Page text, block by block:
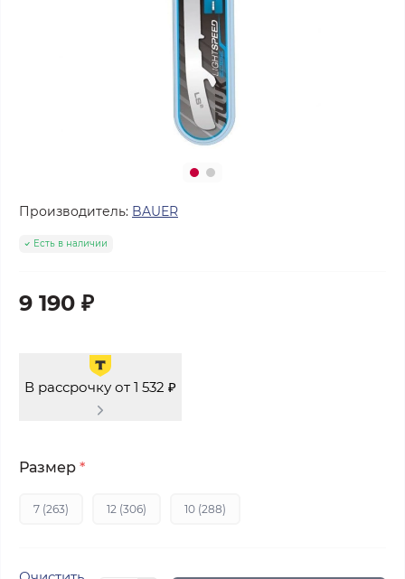
Производитель: BAUER
Есть в наличии
9 190 ₽
В рассрочку от 1 532 ₽
Размер *
7 (263) 12 (306) 10 (288)